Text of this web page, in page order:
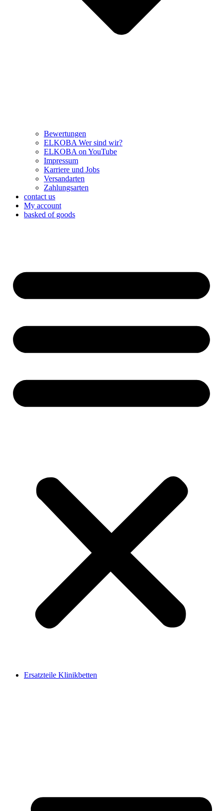
Bewertungen
ELKOBA Wer sind wir?
ELKOBA on YouTube
Impressum
Karriere und Jobs
Versandarten
Zahlungsarten
contact us
My account
basked of goods
Ersatzteile Klinikbetten